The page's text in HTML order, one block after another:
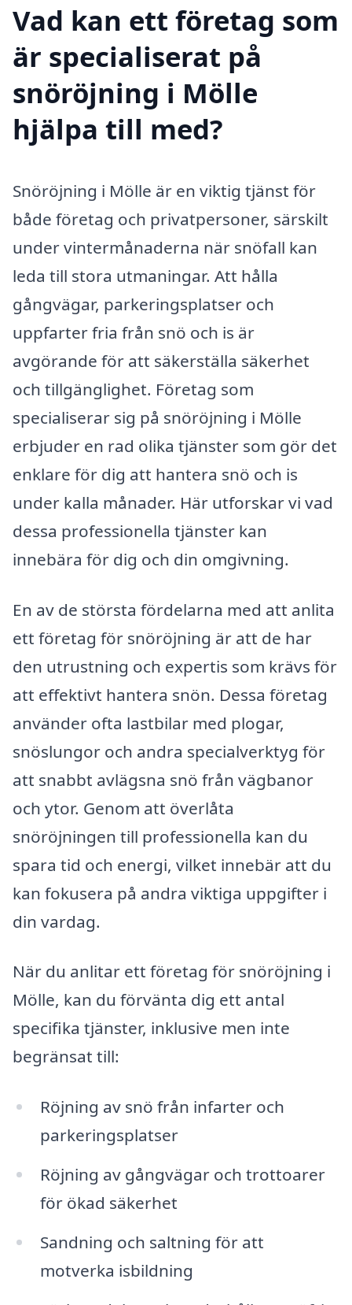
Vad kan ett företag som
är specialiserat på
snöröjning i Mölle
hjälpa till med?
Snöröjning i Mölle är en viktig tjänst för
både företag och privatpersoner, särskilt
under vintermånaderna när snöfall kan
leda till stora utmaningar. Att hålla
gångvägar, parkeringsplatser och
uppfarter fria från snö och is är
avgörande för att säkerställa säkerhet
och tillgänglighet. Företag som
specialiserar sig på snöröjning i Mölle
erbjuder en rad olika tjänster som gör det
enklare för dig att hantera snö och is
under kalla månader. Här utforskar vi vad
dessa professionella tjänster kan
innebära för dig och din omgivning.
En av de största fördelarna med att anlita
ett företag för snöröjning är att de har
den utrustning och expertis som krävs för
att effektivt hantera snön. Dessa företag
använder ofta lastbilar med plogar,
snöslungor och andra specialverktyg för
att snabbt avlägsna snö från vägbanor
och ytor. Genom att överlåta
snöröjningen till professionella kan du
spara tid och energi, vilket innebär att du
kan fokusera på andra viktiga uppgifter i
din vardag.
När du anlitar ett företag för snöröjning i
Mölle, kan du förvänta dig ett antal
specifika tjänster, inklusive men inte
begränsat till:
Röjning av snö från infarter och
parkeringsplatser
Röjning av gångvägar och trottoarer
för ökad säkerhet
Sandning och saltning för att
motverka isbildning